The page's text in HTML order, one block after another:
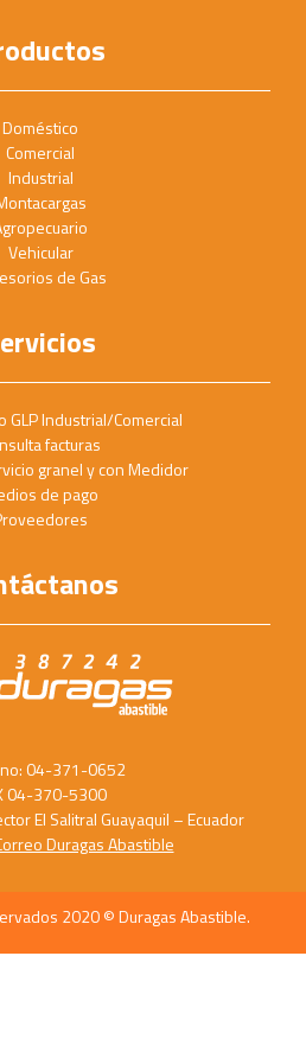
Doméstico
Comercial
Industrial
Vehicular
de Gas
GLP Industrial/Comercial
facturas
granel y con Medidor
de pago
04-371-0652
04-370-5300
El Salitral Guayaquil – Ecuador
Duragas Abastible
2020 © Duragas Abastible.